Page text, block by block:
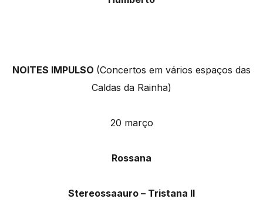
NOITES IMPULSO (Concertos em vários espaços das
Caldas da Rainha)
20 março
Rossana
Stereossaauro – Tristana II